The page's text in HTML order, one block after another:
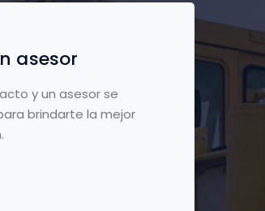
asesor
y un asesor se
brindarte la mejor